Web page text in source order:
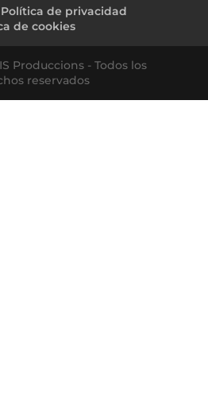
Política de privacidad
de cookies
Produccions - Todos los
reservados